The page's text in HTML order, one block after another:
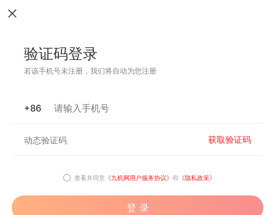
验证码登录
若该手机号未注册，我们将自动为您注册
+86
获取验证码
查看并同意 《九机网用户服务协议》 和 《隐私政策》
登 录